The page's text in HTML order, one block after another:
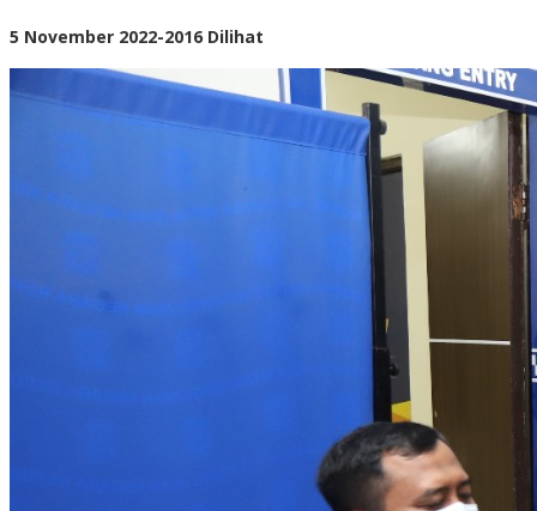
5 November 2022oleh
-2016 Dilihat